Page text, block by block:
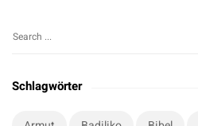
S
t
S
a
Schlagwörter